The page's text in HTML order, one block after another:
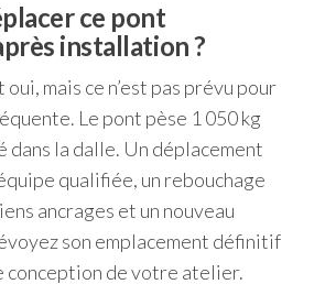
ce pont
installation ?
mais ce n’est pas prévu pour
Le pont pèse 1 050 kg
dans la dalle. Un déplacement
qualifiée, un rebouchage
ancrages et un nouveau
son emplacement définitif
conception de votre atelier.